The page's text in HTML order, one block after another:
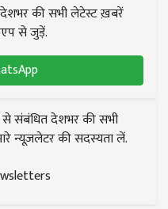
की सभी लेटेस्ट ख़बरें
से जुड़ें.
संबंधित देशभर की सभी
न्यूज़लेटर की सदस्यता लें.